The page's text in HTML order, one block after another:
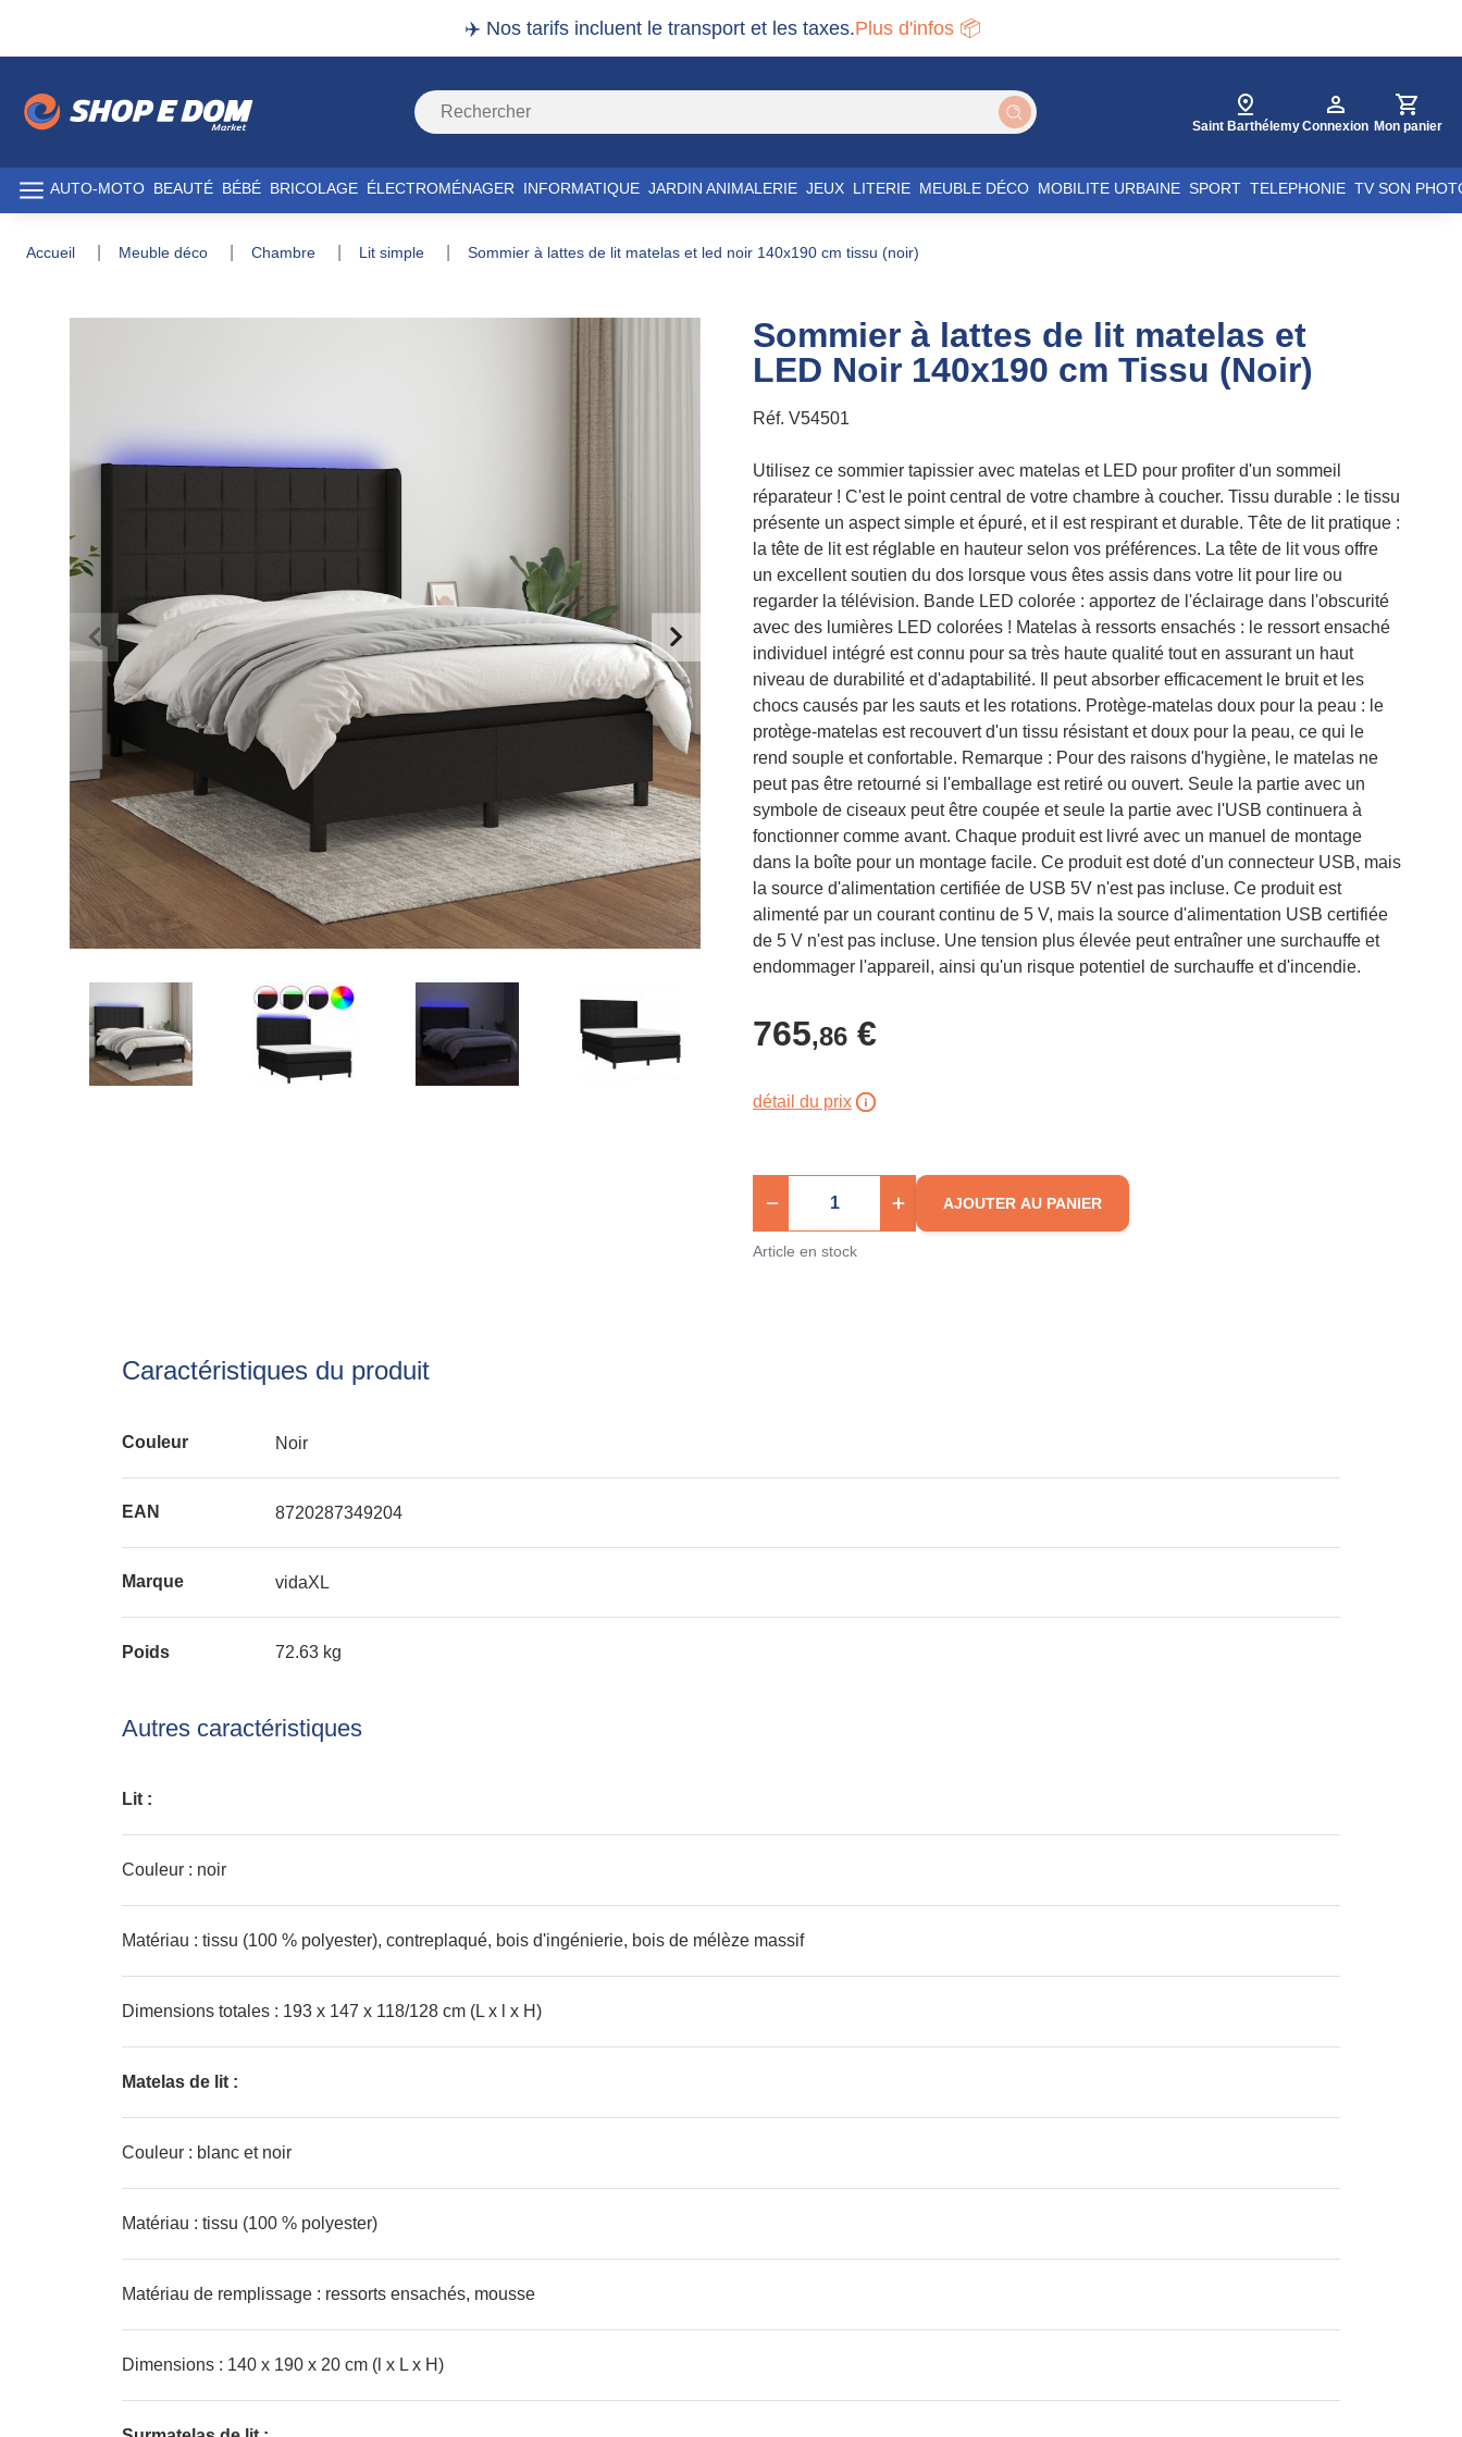
✈️ Nos tarifs incluent le transport et les taxes.Plus d'infos 📦
Saint BarthélemyConnexion Mon panier
AUTO-MOTO BEAUTÉ BÉBÉ BRICOLAGE ÉLECTROMÉNAGER INFORMATIQUE JARDIN ANIMALERIE JEUX LITERIE MEUBLE DÉCO MOBILITE URBAINE SPORT TELEPHONIE TV SON
accueil meuble déco chambre lit simple sommier à lattes de lit matelas et led noir 140x190 cm tissu (noir)
Sommier à lattes de lit matelas et
LED Noir 140x190 cm Tissu (Noir)
Réf. V54501
Utilisez ce sommier tapissier avec matelas et LED pour profiter d'un sommeil
réparateur ! C'est le point central de votre chambre à coucher. Tissu durable : le tissu
présente un aspect simple et épuré, et il est respirant et durable. Tête de lit pratique :
la tête de lit est réglable en hauteur selon vos préférences. La tête de lit vous offre
un excellent soutien du dos lorsque vous êtes assis dans votre lit pour lire ou
regarder la télévision. Bande LED colorée : apportez de l'éclairage dans l'obscurité
avec des lumières LED colorées ! Matelas à ressorts ensachés : le ressort ensaché
individuel intégré est connu pour sa très haute qualité tout en assurant un haut
niveau de durabilité et d'adaptabilité. Il peut absorber efficacement le bruit et les
chocs causés par les sauts et les rotations. Protège-matelas doux pour la peau : le
protège-matelas est recouvert d'un tissu résistant et doux pour la peau, ce qui le
rend souple et confortable. Remarque : Pour des raisons d'hygiène, le matelas ne
peut pas être retourné si l'emballage est retiré ou ouvert. Seule la partie avec un
symbole de ciseaux peut être coupée et seule la partie avec l'USB continuera à
fonctionner comme avant. Chaque produit est livré avec un manuel de montage
dans la boîte pour un montage facile. Ce produit est doté d'un connecteur USB, mais
la source d'alimentation certifiée de USB 5V n'est pas incluse. Ce produit est
alimenté par un courant continu de 5 V, mais la source d'alimentation USB certifiée
de 5 V n'est pas incluse. Une tension plus élevée peut entraîner une surchauffe et
endommager l'appareil, ainsi qu'un risque potentiel de surchauffe et d'incendie.
765,86 €
détail du prix
AJOUTER AU PANIER
Article en stock
Caractéristiques du produit
Couleur Noir
EAN 8720287349204
Marque vidaXL
Poids 72.63 kg
Autres caractéristiques
Lit :
Couleur : noir
Matériau : tissu (100 % polyester), contreplaqué, bois d'ingénierie, bois de mélèze massif
Dimensions totales : 193 x 147 x 118/128 cm (L x l x H)
Matelas de lit :
Couleur : blanc et noir
Matériau : tissu (100 % polyester)
Matériau de remplissage : ressorts ensachés, mousse
Dimensions : 140 x 190 x 20 cm (l x L x H)